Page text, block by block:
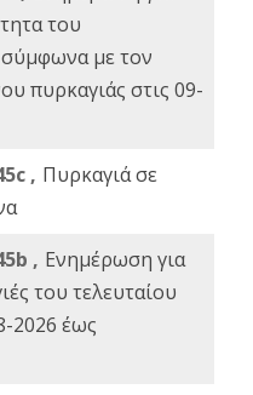
του
με τον
πυρκαγιάς στις 09-
, Πυρκαγιά σε
, Ενημέρωση για
του τελευταίου
2026 έως